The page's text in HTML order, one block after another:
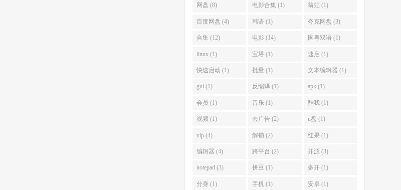
网盘 (8) 电影合集 (1) 翁虹 (1)
百度网盘 (4) 韩语 (1) 夸克网盘 (3)
合集 (12) 电影 (14) 国粤双语 (1)
linux (1) 宝塔 (1) 速启 (1)
快速启动 (1) 批量 (1) 文本编辑器 (1)
gui (1) 反编译 (1) apk (1)
会员 (1) 音乐 (1) 酷我 (1)
视频 (1) 去广告 (2) u盘 (1)
vip (4) 解锁 (2) 红果 (1)
编辑器 (4) 跨平台 (2) 开源 (3)
notepad (3) 拼豆 (1) 多开 (1)
分身 (1) 手机 (1) 安卓 (1)